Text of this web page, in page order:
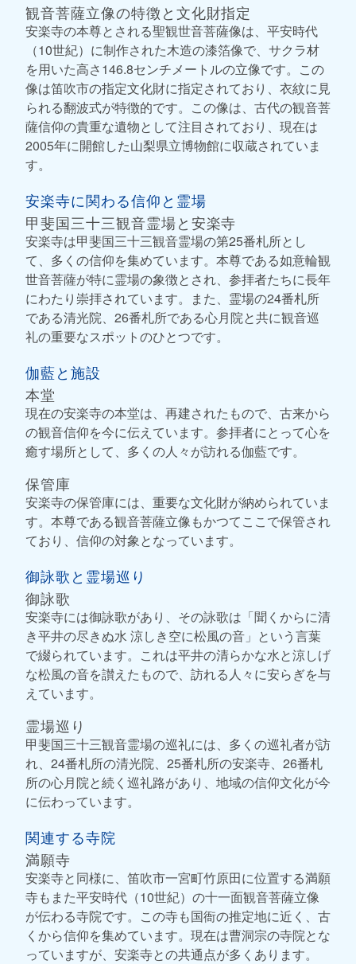
観音菩薩立像の特徴と文化財指定
安楽寺の本尊とされる聖観世音菩薩像は、平安時代
（10世紀）に制作された木造の漆箔像で、サクラ材
を用いた高さ146.8センチメートルの立像です。この
像は笛吹市の指定文化財に指定されており、衣紋に見
られる翻波式が特徴的です。この像は、古代の観音菩
薩信仰の貴重な遺物として注目されており、現在は
2005年に開館した山梨県立博物館に収蔵されていま
す。
安楽寺に関わる信仰と霊場
甲斐国三十三観音霊場と安楽寺
安楽寺は甲斐国三十三観音霊場の第25番札所とし
て、多くの信仰を集めています。本尊である如意輪観
世音菩薩が特に霊場の象徴とされ、参拝者たちに長年
にわたり崇拝されています。また、霊場の24番札所
である清光院、26番札所である心月院と共に観音巡
礼の重要なスポットのひとつです。
伽藍と施設
本堂
現在の安楽寺の本堂は、再建されたもので、古来から
の観音信仰を今に伝えています。参拝者にとって心を
癒す場所として、多くの人々が訪れる伽藍です。
保管庫
安楽寺の保管庫には、重要な文化財が納められていま
す。本尊である観音菩薩立像もかつてここで保管され
ており、信仰の対象となっています。
御詠歌と霊場巡り
御詠歌
安楽寺には御詠歌があり、その詠歌は「聞くからに清
き平井の尽きぬ水 涼しき空に松風の音」という言葉
で綴られています。これは平井の清らかな水と涼しげ
な松風の音を讃えたもので、訪れる人々に安らぎを与
えています。
霊場巡り
甲斐国三十三観音霊場の巡礼には、多くの巡礼者が訪
れ、24番札所の清光院、25番札所の安楽寺、26番札
所の心月院と続く巡礼路があり、地域の信仰文化が今
に伝わっています。
関連する寺院
満願寺
安楽寺と同様に、笛吹市一宮町竹原田に位置する満願
寺もまた平安時代（10世紀）の十一面観音菩薩立像
が伝わる寺院です。この寺も国衙の推定地に近く、古
くから信仰を集めています。現在は曹洞宗の寺院とな
っていますが、安楽寺との共通点が多くあります。